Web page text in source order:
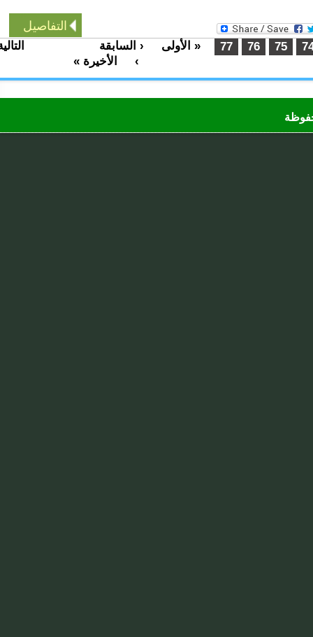
التفاصيل
« الأولى ‹ السابقة 75
76
77
التالية
الأخيرة »